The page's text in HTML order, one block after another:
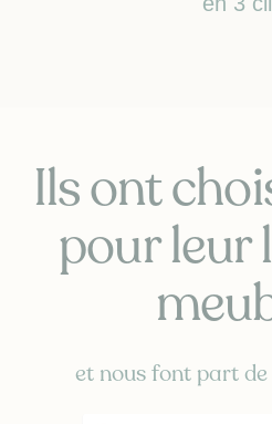
Ils ont
pour leur
et nous font part